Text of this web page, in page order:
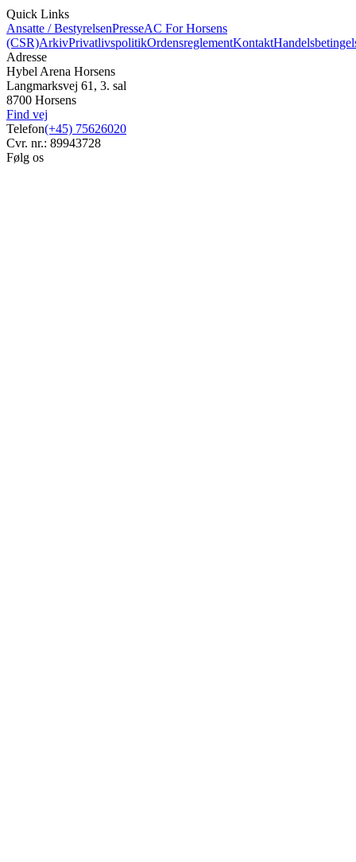
Quick Links
Ansatte / BestyrelsenPresseAC For Horsens
(CSR)ArkivPrivatlivspolitikOrdensreglementKontakt
Adresse
Hybel Arena Horsens
Langmarksvej 61, 3. sal
8700 Horsens
Find vej
Telefon(+45) 75626020
Cvr. nr.: 89943728
Følg os